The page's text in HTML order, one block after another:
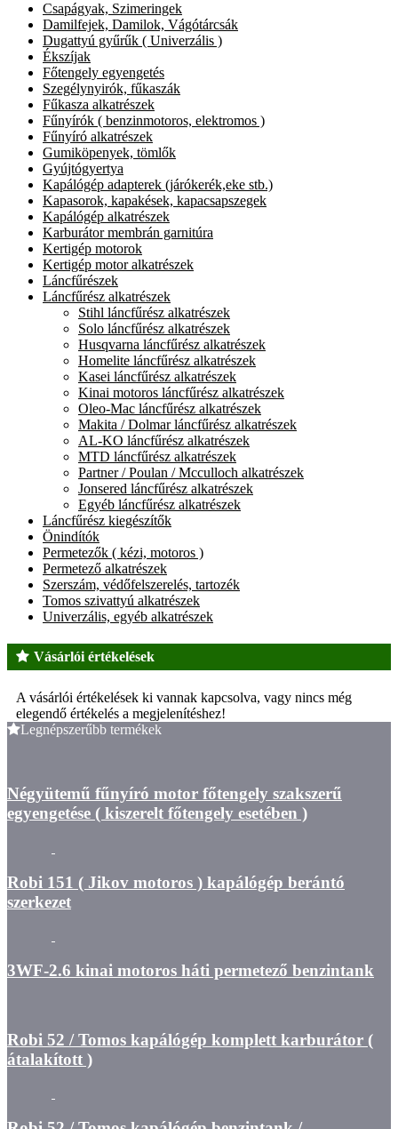
Csapágyak, Szimeringek
Damilfejek, Damilok, Vágótárcsák
Dugattyú gyűrűk ( Univerzális )
Ékszíjak
Főtengely egyengetés
Szegélynyirók, fűkaszák
Fűkasza alkatrészek
Fűnyírók ( benzinmotoros, elektromos )
Fűnyíró alkatrészek
Gumiköpenyek, tömlők
Gyújtógyertya
Kapálógép adapterek (járókerék,eke stb.)
Kapasorok, kapakések, kapacsapszegek
Kapálógép alkatrészek
Karburátor membrán garnitúra
Kertigép motorok
Kertigép motor alkatrészek
Láncfűrészek
Láncfűrész alkatrészek
Stihl láncfűrész alkatrészek
Solo láncfűrész alkatrészek
Husqvarna láncfűrész alkatrészek
Homelite láncfűrész alkatrészek
Kasei láncfűrész alkatrészek
Kinai motoros láncfűrész alkatrészek
Oleo-Mac láncfűrész alkatrészek
Makita / Dolmar láncfűrész alkatrészek
AL-KO láncfűrész alkatrészek
MTD láncfűrész alkatrészek
Partner / Poulan / Mcculloch alkatrészek
Jonsered láncfűrész alkatrészek
Egyéb láncfűrész alkatrészek
Láncfűrész kiegészítők
Önindítók
Permetezők ( kézi, motoros )
Permetező alkatrészek
Szerszám, védőfelszerelés, tartozék
Tomos szivattyú alkatrészek
Univerzális, egyéb alkatrészek
Vásárlói értékelések
A vásárlói értékelések ki vannak kapcsolva, vagy nincs még
elegendő értékelés a megjelenítéshez!
Legnépszerűbb termékek
Négyütemű fűnyíró motor főtengely szakszerű
egyengetése ( kiszerelt főtengely esetében )
Robi 151 ( Jikov motoros ) kapálógép berántó
szerkezet
3WF-2.6 kinai motoros háti permetező benzintank
Robi 52 / Tomos kapálógép komplett karburátor (
átalakított )